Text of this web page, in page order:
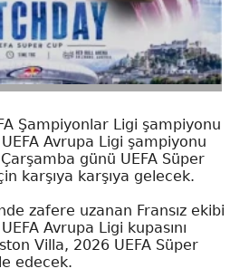
Şampiyonlar Ligi şampiyonu
Avrupa Ligi şampiyonu
günü UEFA Süper
karşıya karşıya gelecek.
zafere uzanan Fransız ekibi
Avrupa Ligi kupasını
Villa, 2026 UEFA Süper
edecek.